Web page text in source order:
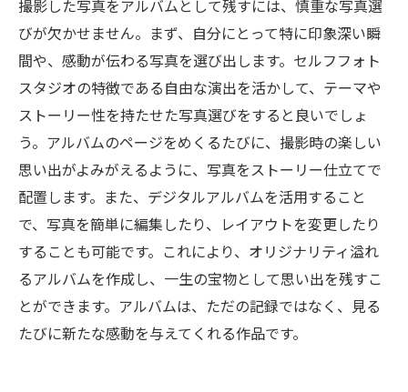
撮影した写真をアルバムとして残すには、慎重な写真選
びが欠かせません。まず、自分にとって特に印象深い瞬
間や、感動が伝わる写真を選び出します。セルフフォト
スタジオの特徴である自由な演出を活かして、テーマや
ストーリー性を持たせた写真選びをすると良いでしょ
う。アルバムのページをめくるたびに、撮影時の楽しい
思い出がよみがえるように、写真をストーリー仕立てで
配置します。また、デジタルアルバムを活用すること
で、写真を簡単に編集したり、レイアウトを変更したり
することも可能です。これにより、オリジナリティ溢れ
るアルバムを作成し、一生の宝物として思い出を残すこ
とができます。アルバムは、ただの記録ではなく、見る
たびに新たな感動を与えてくれる作品です。